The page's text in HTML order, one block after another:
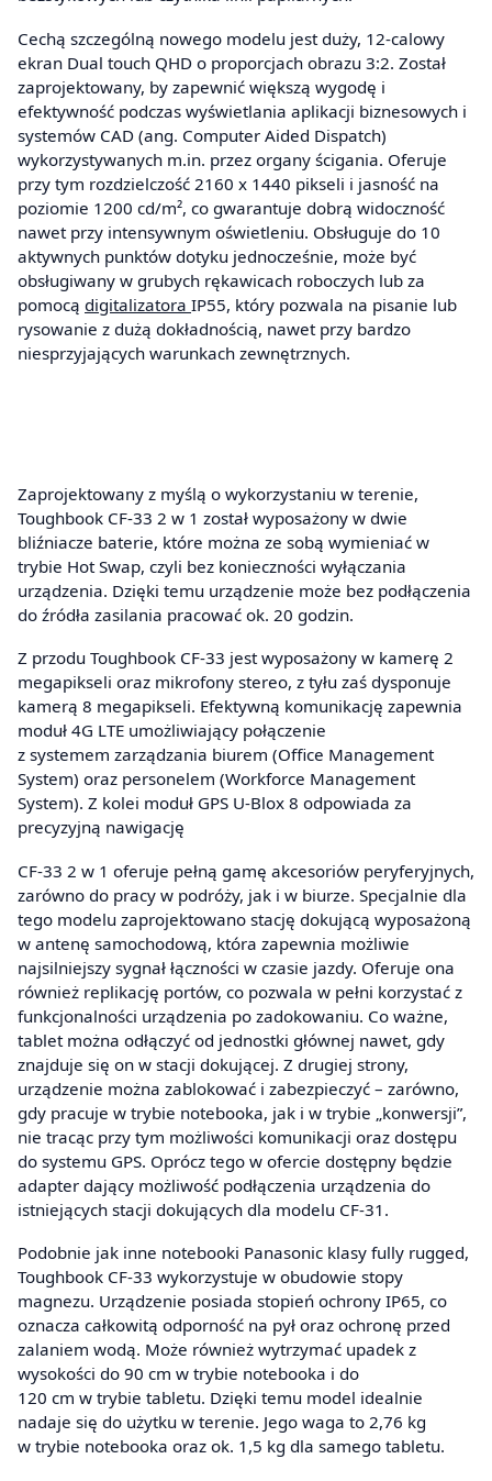
Cechą szczególną nowego modelu jest duży, 12-calowy
ekran Dual touch QHD o proporcjach obrazu 3:2. Został
zaprojektowany, by zapewnić większą wygodę i
efektywność podczas wyświetlania aplikacji biznesowych i
systemów CAD (ang. Computer Aided Dispatch)
wykorzystywanych m.in. przez organy ścigania. Oferuje
przy tym rozdzielczość 2160 x 1440 pikseli i jasność na
poziomie 1200 cd/m², co gwarantuje dobrą widoczność
nawet przy intensywnym oświetleniu. Obsługuje do 10
aktywnych punktów dotyku jednocześnie, może być
obsługiwany w grubych rękawicach roboczych lub za
pomocą digitalizatora IP55, który pozwala na pisanie lub
rysowanie z dużą dokładnością, nawet przy bardzo
niesprzyjających warunkach zewnętrznych.
Zaprojektowany z myślą o wykorzystaniu w terenie,
Toughbook CF-33 2 w 1 został wyposażony w dwie
bliźniacze baterie, które można ze sobą wymieniać w
trybie Hot Swap, czyli bez konieczności wyłączania
urządzenia. Dzięki temu urządzenie może bez podłączenia
do źródła zasilania pracować ok. 20 godzin.
Z przodu Toughbook CF-33 jest wyposażony w kamerę 2
megapikseli oraz mikrofony stereo, z tyłu zaś dysponuje
kamerą 8 megapikseli. Efektywną komunikację zapewnia
moduł 4G LTE umożliwiający połączenie
z systemem zarządzania biurem (Office Management
System) oraz personelem (Workforce Management
System). Z kolei moduł GPS U-Blox 8 odpowiada za
precyzyjną nawigację
CF-33 2 w 1 oferuje pełną gamę akcesoriów peryferyjnych,
zarówno do pracy w podróży, jak i w biurze. Specjalnie dla
tego modelu zaprojektowano stację dokującą wyposażoną
w antenę samochodową, która zapewnia możliwie
najsilniejszy sygnał łączności w czasie jazdy. Oferuje ona
również replikację portów, co pozwala w pełni korzystać z
funkcjonalności urządzenia po zadokowaniu. Co ważne,
tablet można odłączyć od jednostki głównej nawet, gdy
znajduje się on w stacji dokującej. Z drugiej strony,
urządzenie można zablokować i zabezpieczyć – zarówno,
gdy pracuje w trybie notebooka, jak i w trybie „konwersji”,
nie tracąc przy tym możliwości komunikacji oraz dostępu
do systemu GPS. Oprócz tego w ofercie dostępny będzie
adapter dający możliwość podłączenia urządzenia do
istniejących stacji dokujących dla modelu CF-31.
Podobnie jak inne notebooki Panasonic klasy fully rugged,
Toughbook CF-33 wykorzystuje w obudowie stopy
magnezu. Urządzenie posiada stopień ochrony IP65, co
oznacza całkowitą odporność na pył oraz ochronę przed
zalaniem wodą. Może również wytrzymać upadek z
wysokości do 90 cm w trybie notebooka i do
120 cm w trybie tabletu. Dzięki temu model idealnie
nadaje się do użytku w terenie. Jego waga to 2,76 kg
w trybie notebooka oraz ok. 1,5 kg dla samego tabletu.